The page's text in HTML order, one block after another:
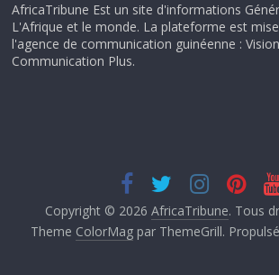
AfricaTribune Est un site d'informations
L'Afrique et le monde. La plateforme est
l'agence de communication guinéenne :
Communication Plus.
Copyright © 2026AfricaTribune. Tous
Theme ColorMagpar ThemeGrill.